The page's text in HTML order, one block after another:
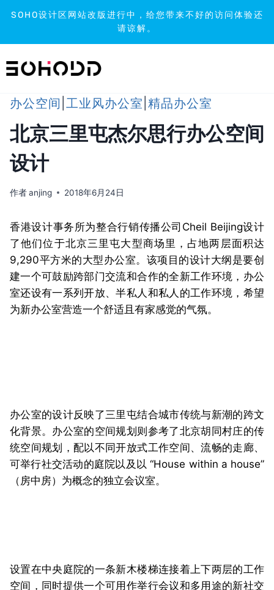
SOHO设计区网站改版进行中，给您带来不好的访问体验还
请谅解。
到
办公空间 工业风办公室 精品办公室
北京三里屯杰尔思行办公空间
设计
作者anjing 2018年6月24日
香港设计事务所为整合行销传播公司Cheil Beijing设计
了他们位于北京三里屯大型商场里，占地两层面积达
9,290平方米的大型办公室。该项目的设计大纲是要创
建一个可鼓励跨部门交流和合作的全新工作环境，办公
室还设有一系列开放、半私人和私人的工作环境，希望
为新办公室营造一个舒适且有家感觉的气氛。
办公室的设计反映了三里屯结合城市传统与新潮的跨文
化背景。办公室的空间规划则参考了北京胡同村庄的传
统空间规划，配以不同开放式工作空间、流畅的走廊、
可举行社交活动的庭院以及以 “House within a house”
（房中房）为概念的独立会议室。
设置在中央庭院的一条新木楼梯连接着上下两层的工作
空间，同时提供一个可用作举行会议和多用途的新社交